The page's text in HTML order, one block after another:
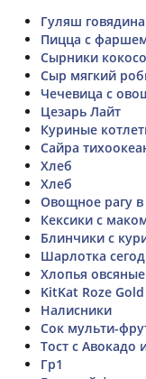
Гуляш
Пицца с
Сырники
Сыр мягкий
Чечевица с
Цезарь Лайт
Куриные
Сайра
Хлеб
Хлеб
Овощное рагу в
Кексики с
Блинчики с
Шарлотка
Хлопья
KitKat Roze
Налисники
Сок мульти-
Тост с Авокадо
Гр1